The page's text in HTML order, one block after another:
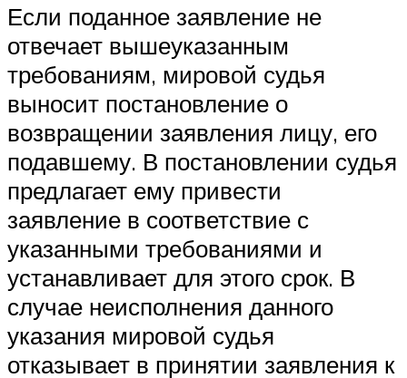
Если поданное заявление не
отвечает вышеуказанным
требованиям, мировой судья
выносит постановление о
возвращении заявления лицу, его
подавшему. В постановлении судья
предлагает ему привести
заявление в соответствие с
указанными требованиями и
устанавливает для этого срок. В
случае неисполнения данного
указания мировой судья
отказывает в принятии заявления к